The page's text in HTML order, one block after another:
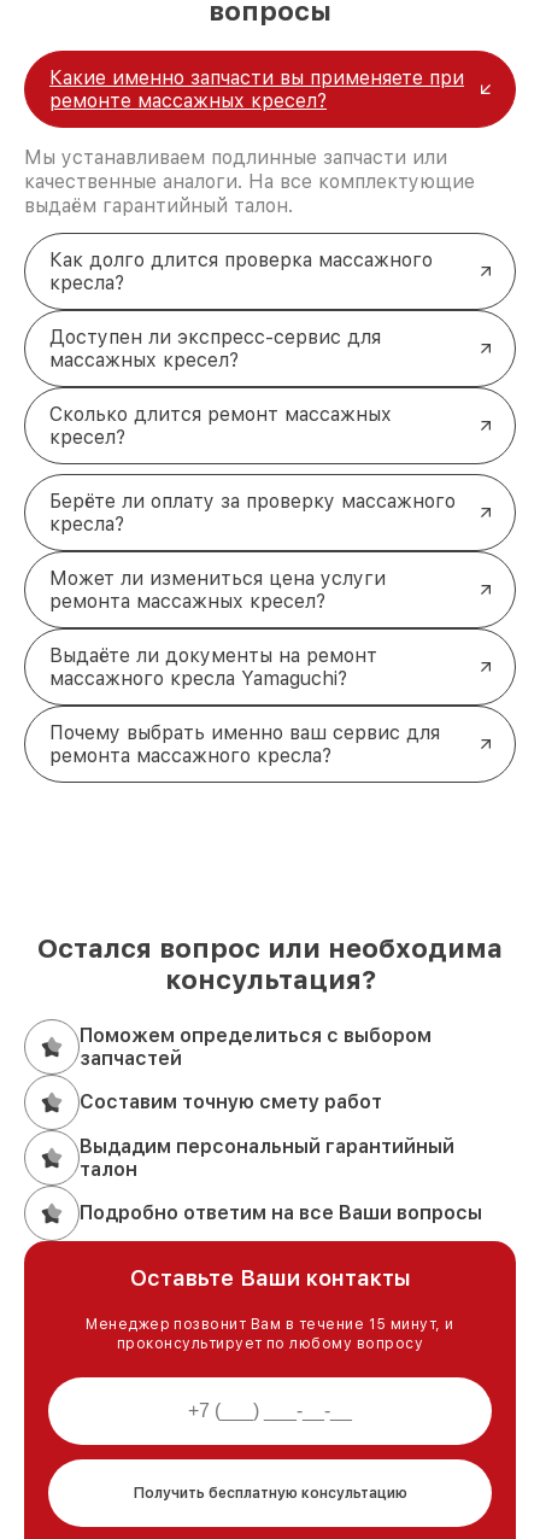
Поломки сканера:нарушения точности в
перепрошивке.
Преимущества обращения за
ремонтом массажных кресел
Yamaguchi
Доставка и выезд мастера:
Скорость выполнения работ:большинство
поломок устраняется в срок от одного дня.
Гарантия на услуги:предоставляем
гарантийный срок на все виды работ и
установленные запчасти.
Оригинальные комплектующие:используем
только проверенные детали,
соответствующие стандартам Yamaguchi.
Точный ремонт массажных
кресел Yamaguchi в Санкт-
Петербурге
Массажное кресло — это сложное устройство,
требующее профессионального подхода. Мы
готовы быстро и качественно вернуть вашу
технику к работе. Полная диагностика,
использование оригинальных деталей и опыт
мастеров гарантируют надёжный результат. Если
ваше кресло нуждается в ремонте, звоните нам
по телефону
или посетите наш
сервисный центр по адресуЛиговский проспект,
153, лит. А. Мы поможем восстановить ваш
комфорт!
вопросы
Какие именно запчасти вы применяете при
ремонте массажных кресел?
Мы устанавливаем подлинные запчасти или
качественные аналоги. На все комплектующие
выдаём гарантийный талон.
Как долго длится проверка массажного
кресла?
Доступен ли экспресс-сервис для
массажных кресел?
Сколько длится ремонт массажных
кресел?
Берёте ли оплату за проверку массажного
кресла?
Может ли измениться цена услуги
ремонта массажных кресел?
Выдаёте ли документы на ремонт
массажного кресла Yamaguchi?
Почему выбрать именно ваш сервис для
ремонта массажного кресла?
Остался вопрос или необходима
консультация?
Поможем определиться с выбором
запчастей
Составим точную смету работ
Выдадим персональный гарантийный
талон
Подробно ответим на все Ваши вопросы
Оставьте Ваши контакты
Менеджер позвонит Вам в течение 15 минут, и
проконсультирует по любому вопросу
Получить бесплатную консультацию